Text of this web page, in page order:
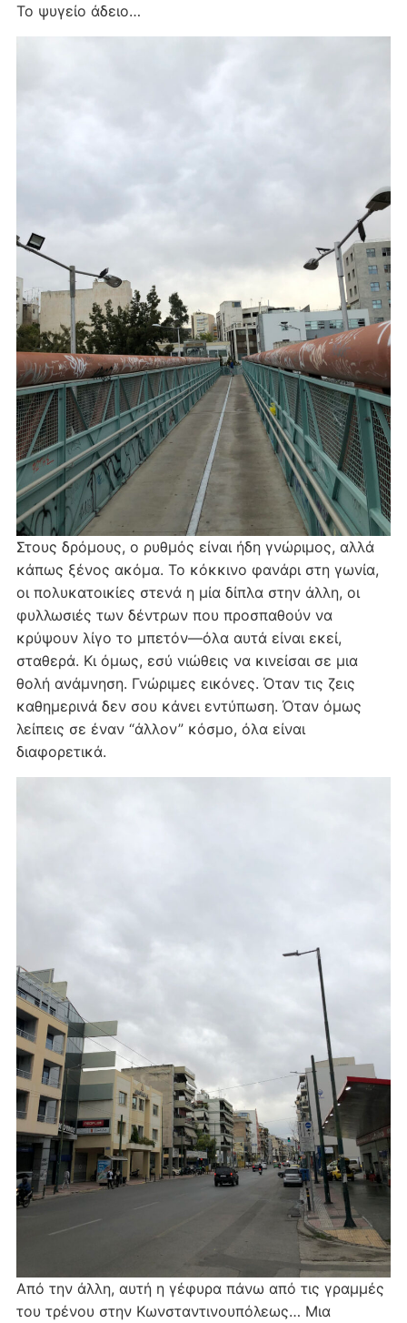
Το ψυγείο άδειο…
Στους δρόμους, ο ρυθμός είναι ήδη γνώριμος, αλλά
κάπως ξένος ακόμα. Το κόκκινο φανάρι στη γωνία,
οι πολυκατοικίες στενά η μία δίπλα στην άλλη, οι
φυλλωσιές των δέντρων που προσπαθούν να
κρύψουν λίγο το μπετόν—όλα αυτά είναι εκεί,
σταθερά. Κι όμως, εσύ νιώθεις να κινείσαι σε μια
θολή ανάμνηση. Γνώριμες εικόνες. Όταν τις ζεις
καθημερινά δεν σου κάνει εντύπωση. Όταν όμως
λείπεις σε έναν “άλλον” κόσμο, όλα είναι
διαφορετικά.
Από την άλλη, αυτή η γέφυρα πάνω από τις γραμμές
του τρένου στην Κωνσταντινουπόλεως… Μια